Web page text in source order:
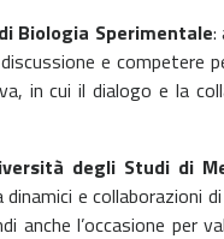
Biologia Sperimentale:
e competere
in cui il dialogo e la
degli Studi di
e collaborazioni
anche l’occasione per